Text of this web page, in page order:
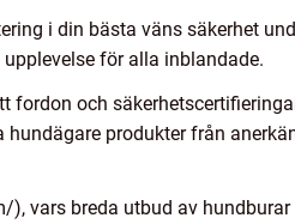
i din bästa väns säkerhet
för alla inblandade.
och
produkter från
vars breda utbud av hundburar